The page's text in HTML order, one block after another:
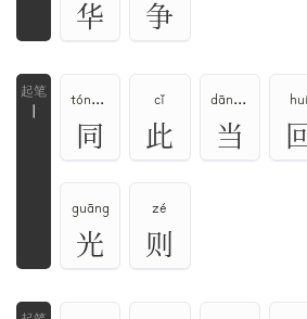
华 争
tóng、tòng
同
cǐ
此
dāng、dàng
当
guāng
光
zé
则